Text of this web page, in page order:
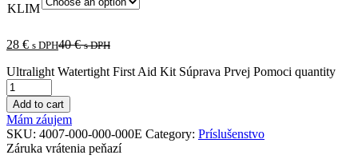
KLIM
28 € s DPH40€ s DPH
Ultralight Watertight First Aid Kit Súprava Prvej Pomoci quantity
Add to cart
Mám záujem
SKU: 4007-000-000-000E Category: Príslušenstvo
Záruka vrátenia peňazí